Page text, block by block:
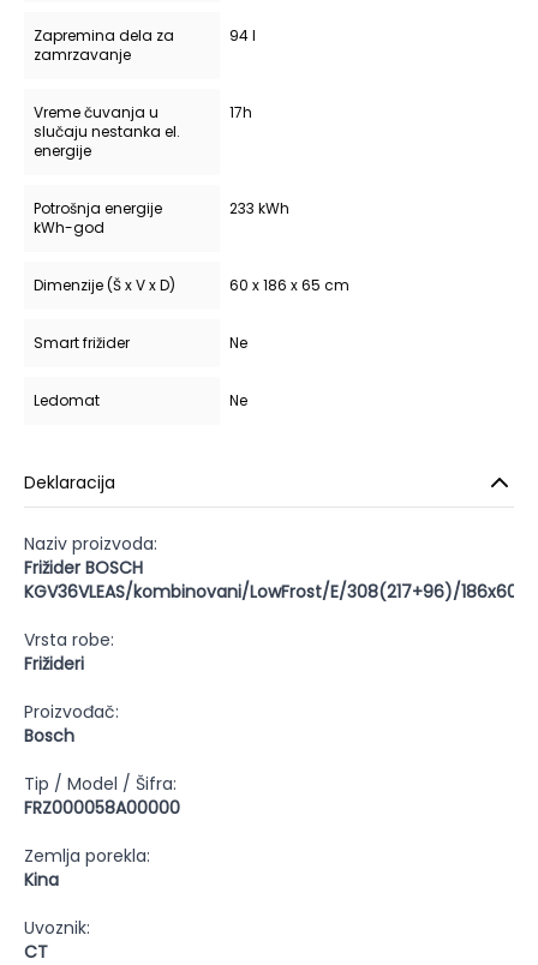
Zapremina dela za
zamrzavanje
94 l
Vreme čuvanja u
slučaju nestanka el.
energije
17h
Potrošnja energije
kWh-god
233 kWh
Dimenzije (Š x V x D) 60 x 186 x 65 cm
Smart frižider Ne
Ledomat Ne
Deklaracija
Naziv proizvoda:
Frižider BOSCH
KGV36VLEAS/kombinovani/LowFrost/E/308(217+96)/
Vrsta robe:
Frižideri
Proizvođač:
Bosch
Tip / Model / Šifra:
FRZ000058A00000
Zemlja porekla:
Kina
Uvoznik:
CT